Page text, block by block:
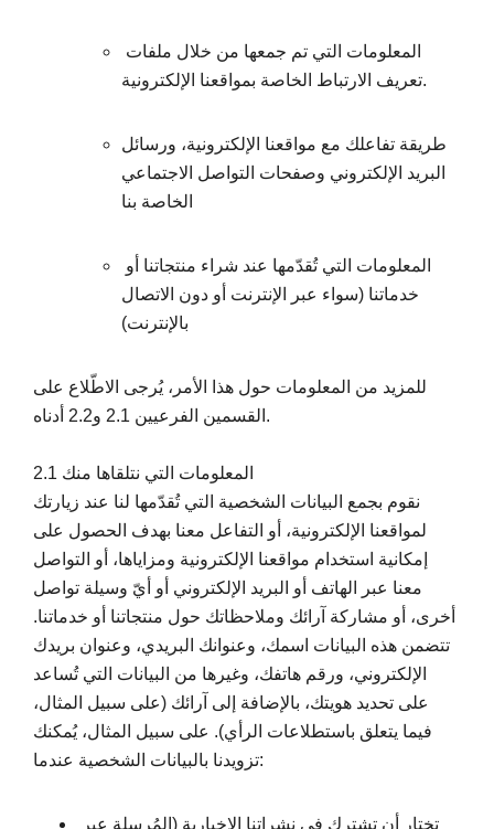
تعريف الارتباط الخاصة بمواقعنا الإلكترونية.
طريقة تفاعلك مع مواقعنا الإلكترونية، ورسائل
البريد الإلكتروني وصفحات التواصل الاجتماعي
الخاصة بنا
خدماتنا (سواء عبر الإنترنت أو دون الاتصال
بالإنترنت)
للمزيد من المعلومات حول هذا الأمر، يُرجى الاطّلاع على
القسمين الفرعيين 2.1 و2.2 أدناه.
2.1 المعلومات التي نتلقاها منك
نقوم بجمع البيانات الشخصية التي تُقدّمها لنا عند زيارتك
لمواقعنا الإلكترونية، أو التفاعل معنا بهدف الحصول على
إمكانية استخدام مواقعنا الإلكترونية ومزاياها، أو التواصل
معنا عبر الهاتف أو البريد الإلكتروني أو أيّ وسيلة تواصل
أخرى، أو مشاركة آرائك وملاحظاتك حول منتجاتنا أو خدماتنا.
تتضمن هذه البيانات اسمك، وعنوانك البريدي، وعنوان بريدك
الإلكتروني، ورقم هاتفك، وغيرها من البيانات التي تُساعد
على تحديد هويتك، بالإضافة إلى آرائك (على سبيل المثال،
فيما يتعلق باستطلاعات الرأي). على سبيل المثال، يُمكنك
تزويدنا بالبيانات الشخصية عندما: